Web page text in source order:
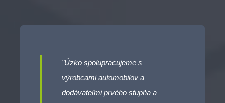
"Úzko spolupracujeme s
výrobcami automobilov a
dodávateľmi prvého stupňa a